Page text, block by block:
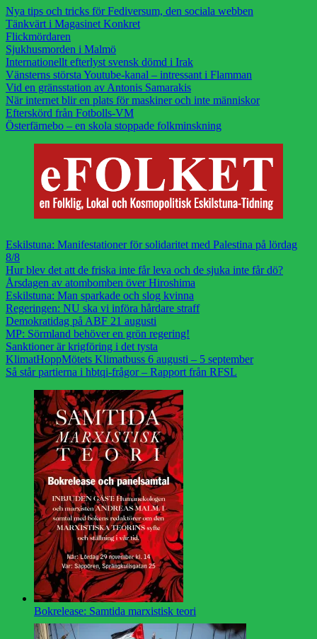
Nya tips och tricks för Fediversum, den sociala webben
Tänkvärt i Magasinet Konkret
Flickmördaren
Sjukhusmorden i Malmö
Internationellt efterlyst svensk dömd i Irak
Vänsterns största Youtube-kanal – intressant i Flamman
Vid en gränsstation av Antonis Samarakis
När internet blir en plats för maskiner och inte människor
Efterskörd från Fotbolls-VM
Österfärnebo – en skola stoppade folkminskning
Eskilstuna: Manifestationer för solidaritet med Palestina på lördag
8/8
Hur blev det att de friska inte får leva och de sjuka inte får dö?
Årsdagen av atombomben över Hiroshima
Eskilstuna: Man sparkade och slog kvinna
Regeringen: NU ska vi införa hårdare straff
Demokratidag på ABF 21 augusti
MP: Sörmland behöver en grön regering!
Sanktioner är krigföring i det tysta
KlimatHoppMötets Klimatbuss 6 augusti – 5 september
Så står partierna i hbtqi-frågor – Rapport från RFSL
Bokrelease: Samtida marxistisk teori